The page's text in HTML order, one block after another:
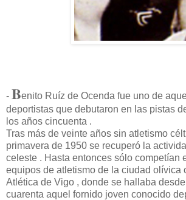
- Benito Ruíz de Ocenda fue uno de
deportistas que debutaron en las pistas
los años cincuenta .
Tras más de veinte años sin atletismo
primavera de 1950 se recuperó la
celeste . Hasta entonces sólo competían
equipos de atletismo de la ciudad olívica
Atlética de Vigo , donde se hallaba
cuarenta aquel fornido joven conocido